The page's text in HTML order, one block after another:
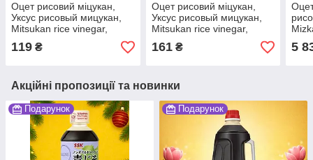
Оцет рисовий міцукан,
Уксус рисовый мицукан,
Mitsukan rice vinegar,
Onsui Co, 250мл, Японія,
Ч
119 ₴
Оцет рисовий міцукан,
Уксус рисовый мицукан,
Mitsukan rice vinegar,
Onsui Co, 500мл, Японія,
Ч
161₴ 5
Акційні пропозиції та новинки
Подарунок Подарунок